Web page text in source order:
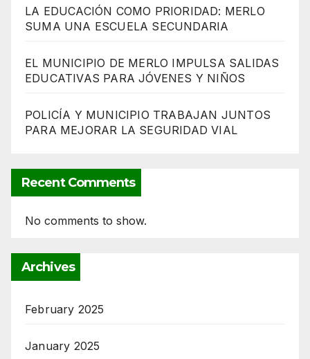
LA EDUCACIÓN COMO PRIORIDAD: MERLO
SUMA UNA ESCUELA SECUNDARIA
EL MUNICIPIO DE MERLO IMPULSA SALIDAS
EDUCATIVAS PARA JÓVENES Y NIÑOS
POLICÍA Y MUNICIPIO TRABAJAN JUNTOS
PARA MEJORAR LA SEGURIDAD VIAL
Recent Comments
No comments to show.
Archives
February 2025
January 2025